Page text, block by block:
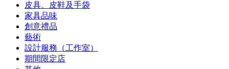
皮具、皮鞋及手袋
家具品味
創意禮品
藝術
設計服務（工作室）
期間限定店